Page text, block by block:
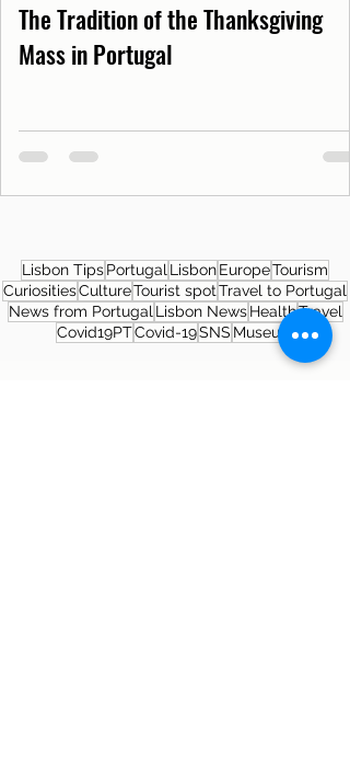
The Tradition of the Thanksgiving
Mass in Portugal
Lisbon TipsPortugal LisbonEuropeTourism
CuriositiesCultureTourist spotTravel to Portugal
News from Portugal Lisbon News HealthTravel
Covid19PTCovid-19SNS Museum